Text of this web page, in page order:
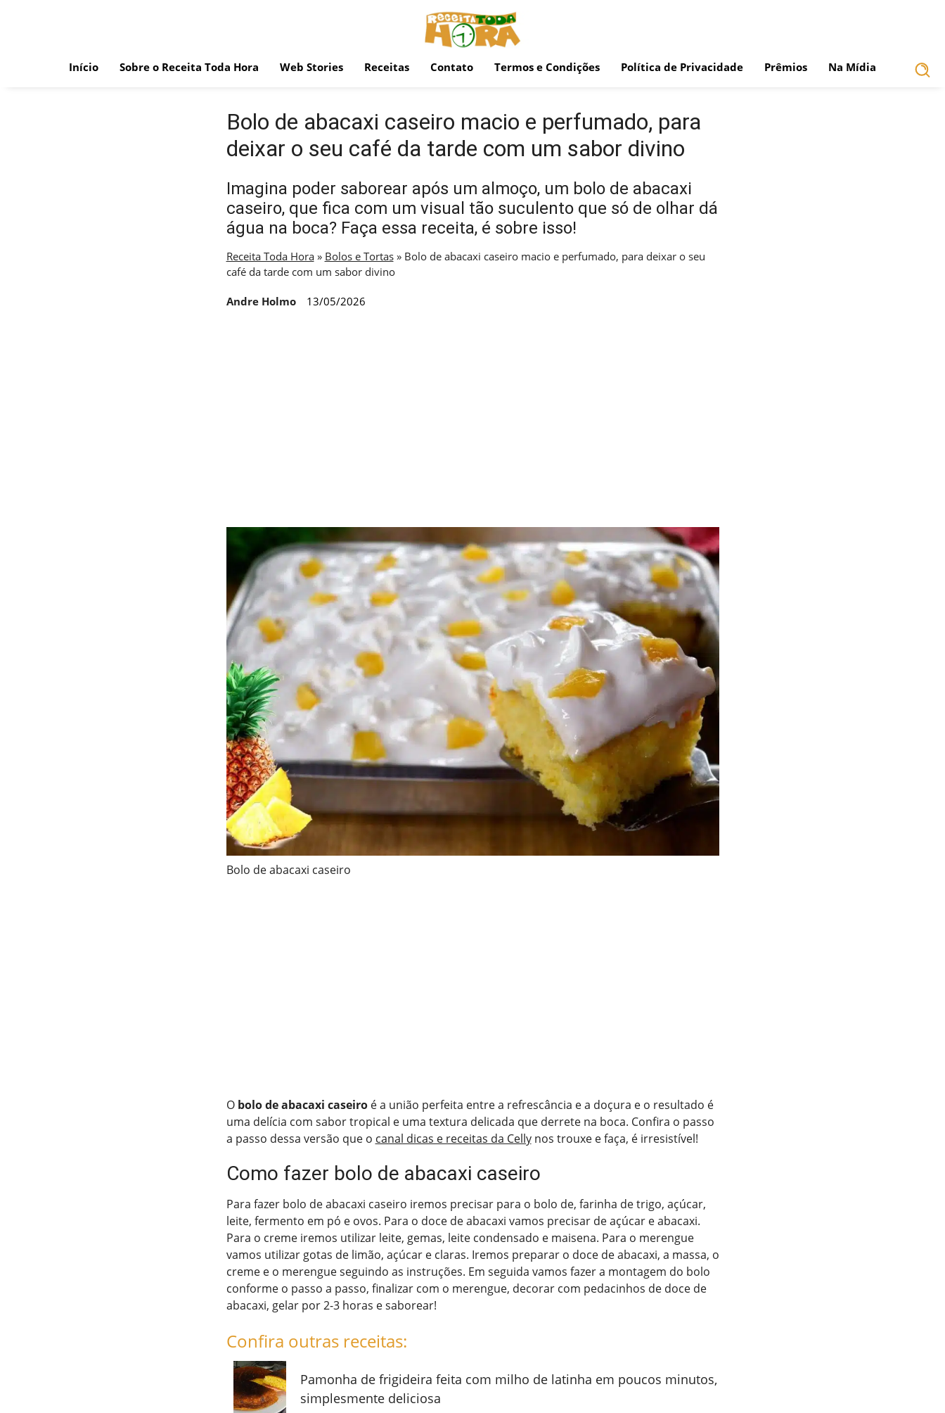
Início Sobre o Receita Toda Hora Web Stories Receitas Contato Termos e Condições Política de Privacidade Prêmios Na Mídia
Bolo de abacaxi caseiro macio e perfumado, para
deixar o seu café da tarde com um sabor divino
Imagina poder saborear após um almoço, um bolo de abacaxi
caseiro, que fica com um visual tão suculento que só de olhar dá
água na boca? Faça essa receita, é sobre isso!
Receita Toda Hora» Bolos e Tortas» Bolo de abacaxi caseiro macio e perfumado, para deixar o seu
café da tarde com um sabor divino
Andre Holmo 13/05/2026
Bolo de abacaxi caseiro
O bolo de abacaxi caseiroé a união perfeita entre a refrescância e a doçura e o resultado é
uma delícia com sabor tropical e uma textura delicada que derrete na boca. Confira o passo
a passo dessa versão que o canal dicas e receitas da Cellynos trouxe e faça, é irresistível!
Como fazer bolo de abacaxi caseiro
Para fazer bolo de abacaxi caseiro iremos precisar para o bolo de, farinha de trigo, açúcar,
leite, fermento em pó e ovos. Para o doce de abacaxi vamos precisar de açúcar e abacaxi.
Para o creme iremos utilizar leite, gemas, leite condensado e maisena. Para o merengue
vamos utilizar gotas de limão, açúcar e claras. Iremos preparar o doce de abacaxi, a massa, o
creme e o merengue seguindo as instruções. Em seguida vamos fazer a montagem do bolo
conforme o passo a passo, finalizar com o merengue, decorar com pedacinhos de doce de
abacaxi, gelar por 2-3 horas e saborear!
Confira outras receitas:
Pamonha de frigideira feita com milho de latinha em poucos minutos,
simplesmente deliciosa